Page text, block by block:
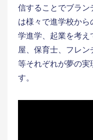
信することでブラン
は様々で進学校か
学進学、起業を考え
屋、保育士、フレ
等それぞれが夢の実
す。